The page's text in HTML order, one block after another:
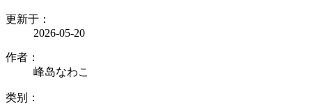
更新于：
2026-05-20
作者：
峰岛なわこ
类别：